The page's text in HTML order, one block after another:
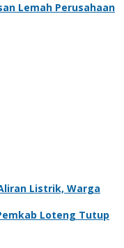
Lemah Perusahaan
Listrik, Warga
Loteng Tutup